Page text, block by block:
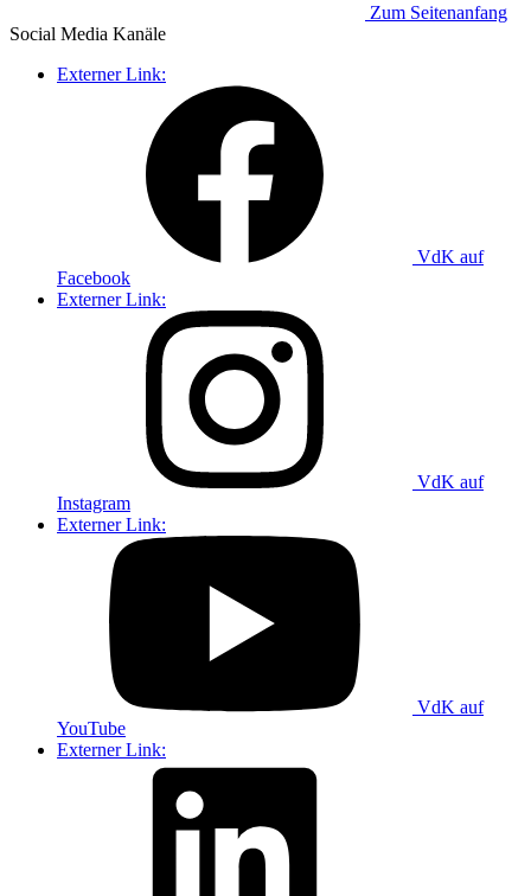
Zum Seitenanfang
Social Media Kanäle
Externer Link:
VdK auf
Facebook
Externer Link:
VdK auf
Instagram
Externer Link:
VdK auf
YouTube
Externer Link: